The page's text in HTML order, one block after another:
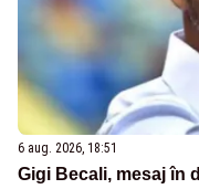
6 aug. 2026, 18:51
Gigi Becali, mesaj în